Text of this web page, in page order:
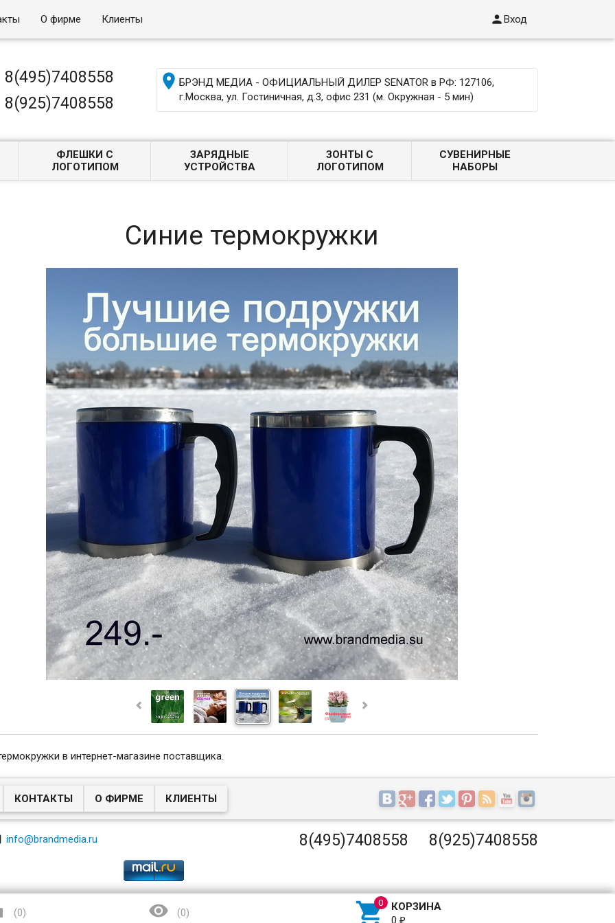
О фирме Клиенты Вход
8(495)7408558
8(925)7408558
БРЭНД МЕДИА - ОФИЦИАЛЬНЫЙ ДИЛЕР SENATOR в РФ: 127106,
г.Москва, ул. Гостиничная, д.3, офис 231 (м. Окружная - 5 мин)
ФЛЕШКИ С
ЛОГОТИПОМ
ЗАРЯДНЫЕ
УСТРОЙСТВА
ЗОНТЫ С
ЛОГОТИПОМ
СУВЕНИРНЫЕ
НАБОРЫ
Синие термокружки
в интернет-магазине поставщика.
КОНТАКТЫ О ФИРМЕ КЛИЕНТЫ
info@brandmedia.ru 8(495)7408558 8(925)7408558
(0)  (0)  КОРЗИНА
0 ₽